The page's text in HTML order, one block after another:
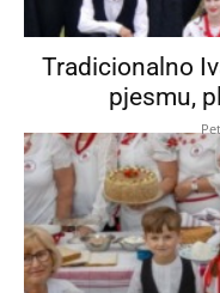
Tradicionalno
pjesmu,